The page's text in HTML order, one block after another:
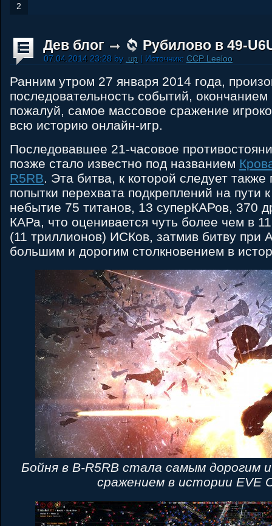
2
Дев блог Рубилово в 49-
07.04.2014 23:28 by .up | Источник: CCP Leeloo
Ранним утром 27 января 2014 года,
последовательность событий, окончанием
пожалуй, самое массовое сражение
всю историю онлайн-игр.
Последовавшее 21-часовое
позже стало известно под названием
R5RB. Эта битва, к которой следует также
попытки перехвата подкреплений на пути
небытие 75 титанов, 13 суперКАРов, 370
КАРа, что оценивается чуть более чем в
(11 триллионов) ИСКов, затмив битву при
большим и дорогим столкновением в
Бойня в B-R5RB стала самым дорогим
сражением в истории EVE